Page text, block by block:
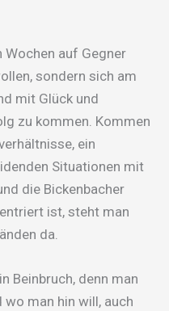
Wochen auf Gegner
sondern sich am
mit Glück und
zu kommen. Kommen
ein
Situationen mit
die Bickenbacher
ist, steht man
da.
Beinbruch, denn man
man hin will, auch